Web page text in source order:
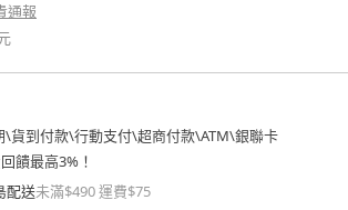
通報
\貨到付款\行動支付\超商付款\ATM\銀聯卡
饋最高3%！
配送未滿$490 運費$75